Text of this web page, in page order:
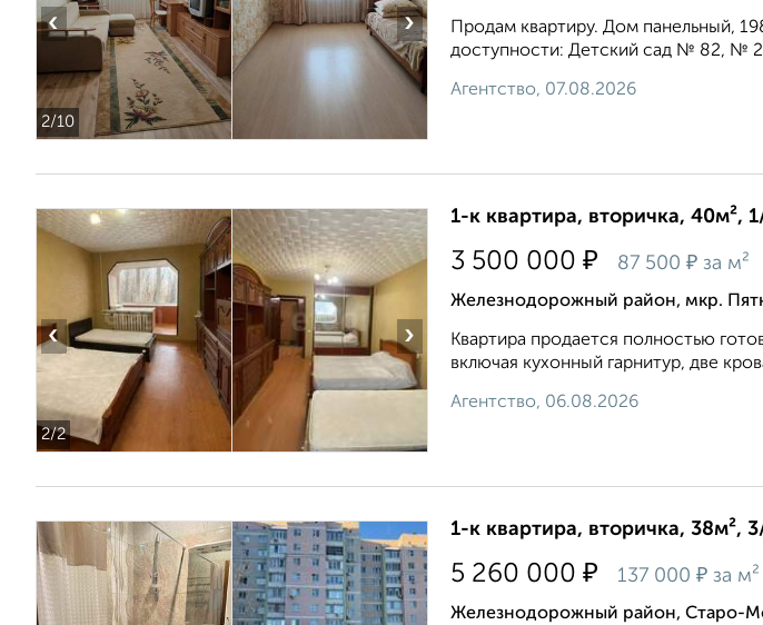
2/10
‹ ›
Продам квартиру. Дом панельный,
доступности: Детский сад № 82, №
Агентство, 07.08.2026
2/2
‹ ›
1-к квартира, вторичка, 40м²,
3 500 000 ₽ 87 500 ₽ за м²
Железнодорожный район, мкр.
Квартира продается полностью
включая кухонный гарнитур, две
Агентство, 06.08.2026
1-к квартира, вторичка, 38м²,
5 260 000 ₽ 137 000 ₽ за м²
Железнодорожный район, Старо-